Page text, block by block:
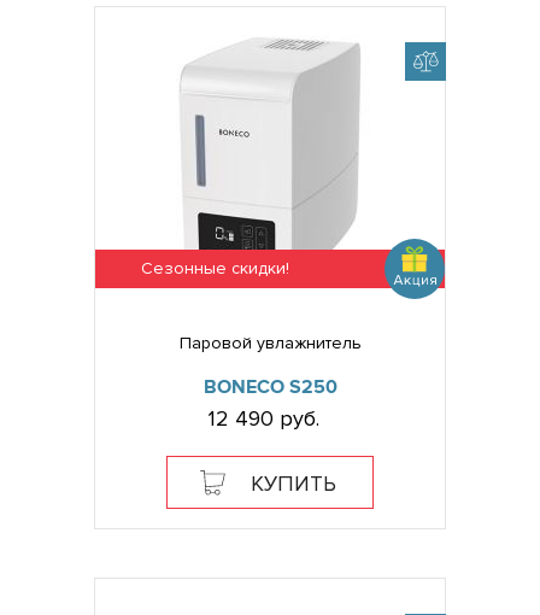
Сезонные скидки!
Паровой увлажнитель
BONECO S250
12 490 руб.
КУПИТЬ